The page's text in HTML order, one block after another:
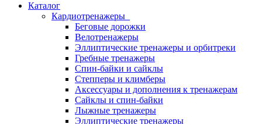
Каталог
Кардиотренажеры
Беговые дорожки
Велотренажеры
Эллиптические тренажеры и орбитреки
Гребные тренажеры
Спин-байки и сайклы
Степперы и климберы
Аксессуары и дополнения к тренажерам
Сайклы и спин-байки
Лыжные тренажеры
Эллиптические тренажеры